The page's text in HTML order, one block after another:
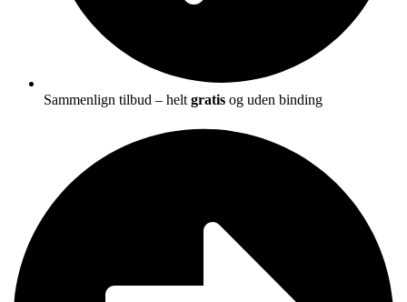
Sammenlign tilbud – helt gratis og uden binding